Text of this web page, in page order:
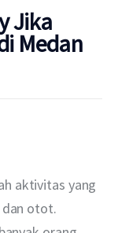
ENG
Jika
Medan
aktivitas yang
otot.